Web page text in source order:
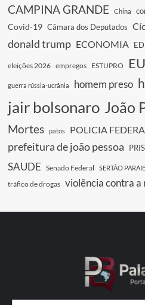
CAMPINA GRANDE China
Covid-19 Câmara dos Deputados
donald trump ECONOMIA
eleições 2026 empregos ESTUPRO
guerra rússia-ucrânia homem preso
jair bolsonaro João
Mortes patos POLICIA
prefeitura de joão pessoa
SAUDE Senado Federal SERTÃO
tráfico de drogas violência contra a
Digite seu e-mail…